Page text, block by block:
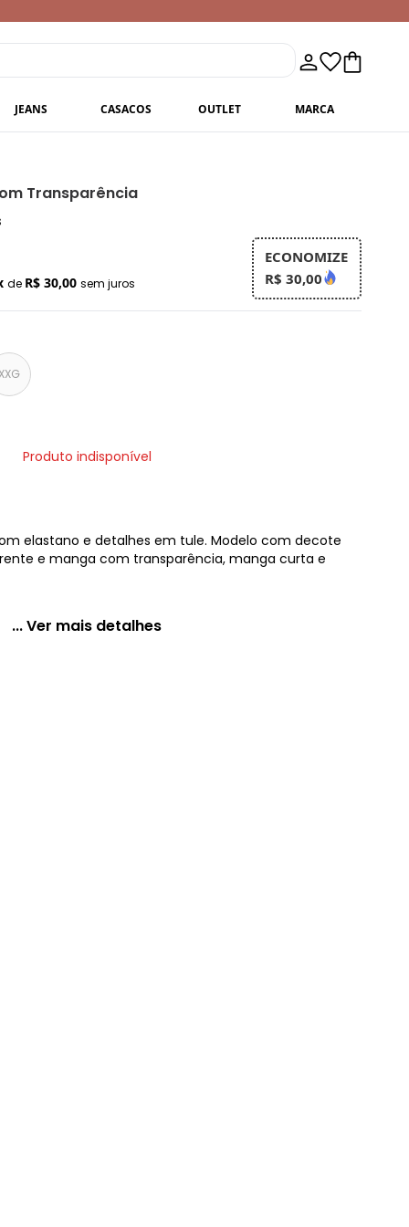
JEANS CASACOS OUTLET MARCA
Transparência
de R$ 30,00 sem juros
ECONOMIZE
R$ 30,00
XXG
Produto indisponível
elastano e detalhes em tule. Modelo com decote
e manga com transparência, manga curta e
... Ver mais detalhes